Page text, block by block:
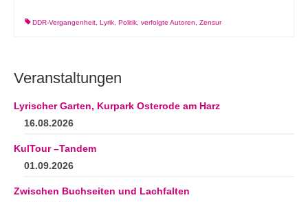
DDR-Vergangenheit Lyrik Politik verfolgte Autoren Zensur
Veranstaltungen
Lyrischer Garten, Kurpark Osterode am Harz
16.08.2026
KulTour –Tandem
01.09.2026
Zwischen Buchseiten und Lachfalten